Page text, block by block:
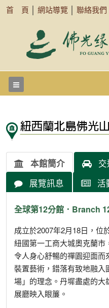
首 頁 網站導覽 聯絡我們
本館簡介
展覽訊息
活
全球第12分館．Branch
成立於2007年2月18日，位
紐國第一工商大城奧克蘭市
令人身心舒暢的禪園迎面
裝置藝術，錯落有致地融
場」的理念。丹墀盡處的
展廳映入眼簾。